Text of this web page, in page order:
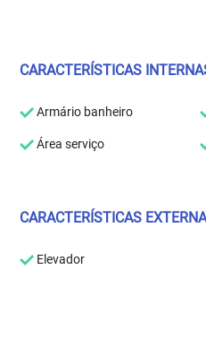
CARACTERÍSTICAS
Armário banheiro
Área serviço
CARACTERÍSTICAS
Elevador